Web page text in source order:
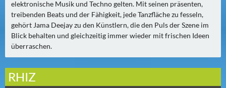
N
Ä
C
H
S
T
E
elektronische Musik und Techno gelten. Mit seinen präsenten,
treibenden Beats und der Fähigkeit, jede Tanzfläche zu fesseln,
gehört Jama Deejay zu den Künstlern, die den Puls der Szene im
Blick behalten und gleichzeitig immer wieder mit frischen Ideen
überraschen.
RHIZ